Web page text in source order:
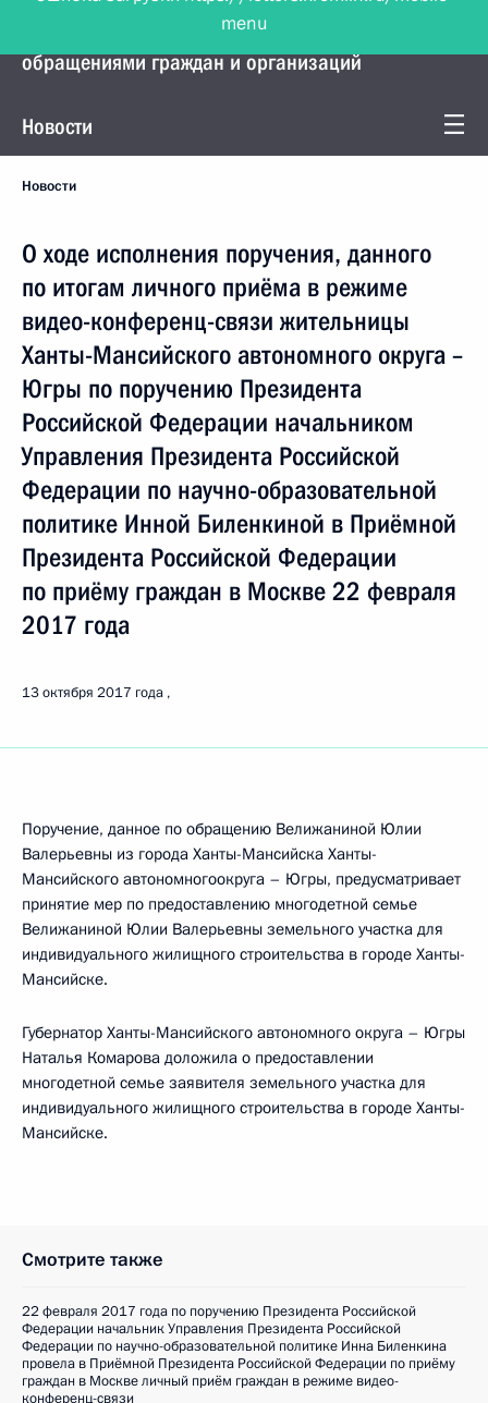
Управление Президента по работе с
обращениями граждан и организаций
Новости
Новости
О ходе исполнения поручения, данного
по итогам личного приёма в режиме
видео-конференц-связи жительницы
Ханты-Мансийского автономного округа –
Югры по поручению Президента
Российской Федерации начальником
Управления Президента Российской
Федерации по научно-образовательной
политике Инной Биленкиной в Приёмной
Президента Российской Федерации
по приёму граждан в Москве 22 февраля
2017 года
13 октября 2017 года
Поручение, данное по обращению Велижаниной Юлии
Валерьевны из города Ханты-Мансийска Ханты-
Мансийского автономногоокруга – Югры, предусматривает
принятие мер по предоставлению многодетной семье
Велижаниной Юлии Валерьевны земельного участка для
индивидуального жилищного строительства в городе Ханты-
Мансийске.
Губернатор Ханты-Мансийского автономного округа – Югры
Наталья Комарова доложила о предоставлении
многодетной семье заявителя земельного участка для
индивидуального жилищного строительства в городе Ханты-
Мансийске.
Смотрите также
22 февраля 2017 года по поручению Президента Российской
Федерации начальник Управления Президента Российской
Федерации по научно-образовательной политике Инна Биленкина
провела в Приёмной Президента Российской Федерации по приёму
граждан в Москве личный приём граждан в режиме видео-
конференц-связи
menu